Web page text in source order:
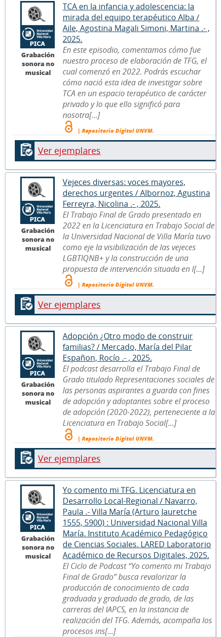
Grabación
sonora no
musical
TCA en la infancia y adolescencia: la
mirada del equipo terapéutico Alba /
Aile, Agostina Magali Simoni, Martina .- ,
2025.
En este episodio, comentamos cómo fue
nuestro proceso de elaboración de TFG, el
cual comenzó en 2022. Podrás escuchar
cómo nació esta idea de investigar sobre
TCA en un espacio terapéutico de carácter
privado y lo que ello significó para
nosotra[...]
| Repositorio Digital UNVM.
Ver ejemplares
Grabación
sonora no
musical
Vejeces diversas: voces mayores,
derechos urgentes / Albornoz, Agustina
Ferreyra, Nicolina .- , 2025.
El Trabajo Final de Grado presentado en
2022 en la Licenciatura en Trabajo Social de
la Universidad Nacional de Villa María tuvo
como eje la visibilización de las vejeces
LGBTIQNB+ y la construcción de una
propuesta de intervención situada en l[...]
| Repositorio Digital UNVM.
Ver ejemplares
Grabación
sonora no
musical
Adopción ¿Otro modo de construir
familias? / Mercado, María del Pilar
Españon, Rocío .- , 2025.
El podcast desarrolla el Trabajo Final de
Grado titulado Representaciones sociales de
las personas aspirantes a guarda con fines
de adopción y adoptantes sobre el proceso
de adopción (2020-2022), perteneciente a la
Licenciatura en Trabajo Social[...]
| Repositorio Digital UNVM.
Ver ejemplares
Grabación
sonora no
musical
Yo comento mi TFG. Licenciatura en
Desarrollo Local-Regional / Navarro,
Paula .- Villa María (Arturo Jauretche
1555, 5900) : Universidad Nacional Villa
María. Instituto Académico Pedagógico
de Ciencias Sociales. LARED Laboratorio
Académico de Recursos Digitales, 2025.
El Ciclo de Podcast “Yo comento mi Trabajo
Final de Grado” busca revalorizar la
producción de conocimiento de cada
graduada y graduado de grado, de las
carreras del IAPCS, en la instancia de
realización del TFG. Además, acompaña los
procesos ins[...]